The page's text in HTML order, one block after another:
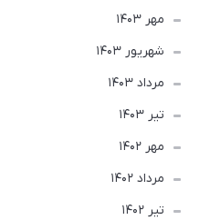
مهر 1403
شهریور 1403
مرداد 1403
تير 1403
مهر 1402
مرداد 1402
تير 1402